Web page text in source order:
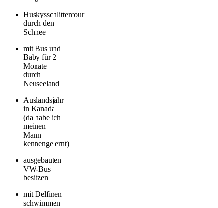
Huskysschlittentour
durch den
Schnee
mit Bus und
Baby für 2
Monate
durch
Neuseeland
Auslandsjahr
in Kanada
(da habe ich
meinen
Mann
kennengelernt)
ausgebauten
VW-Bus
besitzen
mit Delfinen
schwimmen